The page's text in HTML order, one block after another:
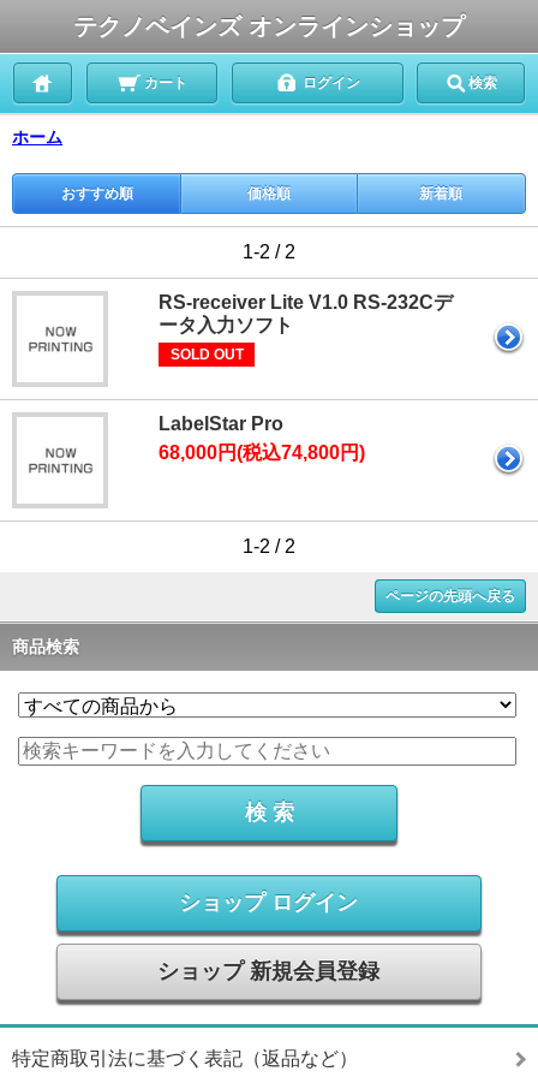
テクノベインズ オンラインショップ
カート ログイン 検索
ホーム
おすすめ順 価格順 新着順
1-2 / 2
RS-receiver Lite V1.0 RS-232Cデ
ータ入力ソフト
SOLD OUT
LabelStar Pro
68,000円(税込74,800円)
1-2 / 2
ページの先頭へ戻る
商品検索
ショップ ログイン
ショップ 新規会員登録
特定商取引法に基づく表記（返品など）